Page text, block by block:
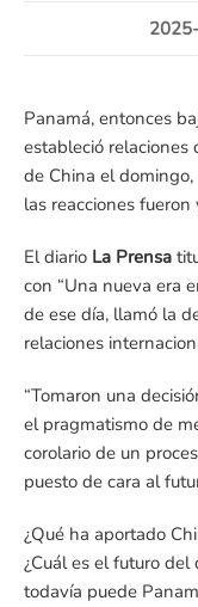
Panamá, entonces
estableció relaciones
de China el
las reacciones fueron
El diario La Prensa
con “Una nueva era
de ese día, llamó la
relaciones
“Tomaron una
el pragmatismo de
corolario de un
puesto de cara al
¿Qué ha aportado
¿Cuál es el futuro
todavía puede